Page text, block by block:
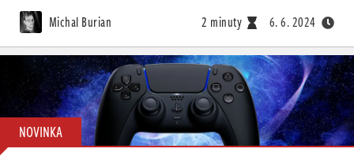
Michal Burian 2 minuty 6. 6. 2024
NOVINKA